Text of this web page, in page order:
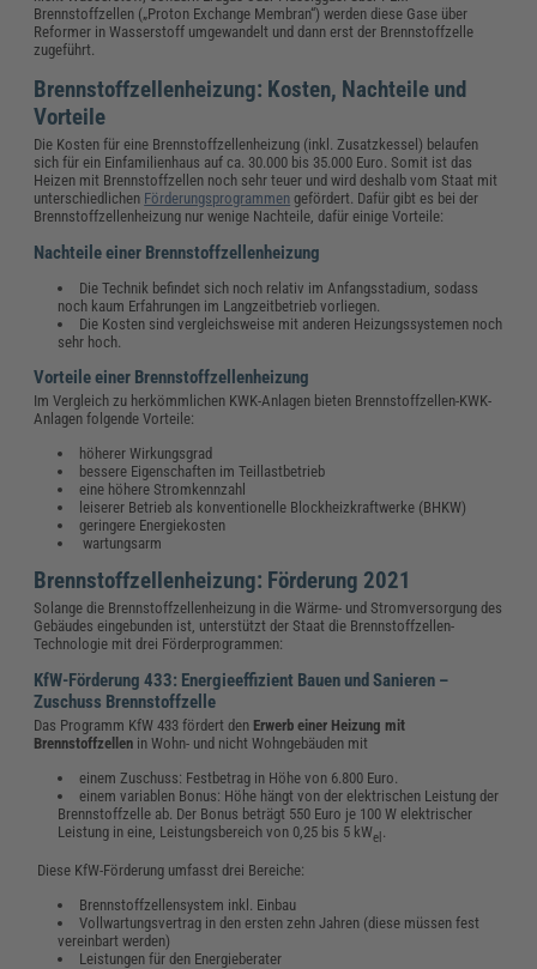
Brennstoffzellen („Proton Exchange Membran“) werden diese Gase über
Reformer in Wasserstoff umgewandelt und dann erst der Brennstoffzelle
zugeführt.
Brennstoffzellenheizung: Kosten, Nachteile und
Vorteile
Die Kosten für eine Brennstoffzellenheizung (inkl. Zusatzkessel) belaufen
sich für ein Einfamilienhaus auf ca. 30.000 bis 35.000 Euro. Somit ist das
Heizen mit Brennstoffzellen noch sehr teuer und wird deshalb vom Staat mit
unterschiedlichen Förderungsprogrammen gefördert. Dafür gibt es bei der
Brennstoffzellenheizung nur wenige Nachteile, dafür einige Vorteile:
Nachteile einer Brennstoffzellenheizung
Die Technik befindet sich noch relativ im Anfangsstadium, sodass
noch kaum Erfahrungen im Langzeitbetrieb vorliegen.
Die Kosten sind vergleichsweise mit anderen Heizungssystemen noch
sehr hoch.
Vorteile einer Brennstoffzellenheizung
Im Vergleich zu herkömmlichen KWK-Anlagen bieten Brennstoffzellen-KWK-
Anlagen folgende Vorteile:
höherer Wirkungsgrad
bessere Eigenschaften im Teillastbetrieb
eine höhere Stromkennzahl
leiserer Betrieb als konventionelle Blockheizkraftwerke (BHKW)
geringere Energiekosten
wartungsarm
Brennstoffzellenheizung: Förderung 2021
Solange die Brennstoffzellenheizung in die Wärme- und Stromversorgung des
Gebäudes eingebunden ist, unterstützt der Staat die Brennstoffzellen-
Technologie mit drei Förderprogrammen:
KfW-Förderung 433: Energieeffizient Bauen und Sanieren –
Zuschuss Brennstoffzelle
Das Programm KfW 433 fördert den Erwerb einer Heizung mit
Brennstoffzellen in Wohn- und nicht Wohngebäuden mit
einem Zuschuss: Festbetrag in Höhe von 6.800 Euro.
einem variablen Bonus: Höhe hängt von der elektrischen Leistung der
Brennstoffzelle ab. Der Bonus beträgt 550 Euro je 100 W elektrischer
Leistung in eine, Leistungsbereich von 0,25 bis 5 kWel .
Diese KfW-Förderung umfasst drei Bereiche:
Brennstoffzellensystem inkl. Einbau
Vollwartungsvertrag in den ersten zehn Jahren (diese müssen fest
vereinbart werden)
Leistungen für den Energieberater